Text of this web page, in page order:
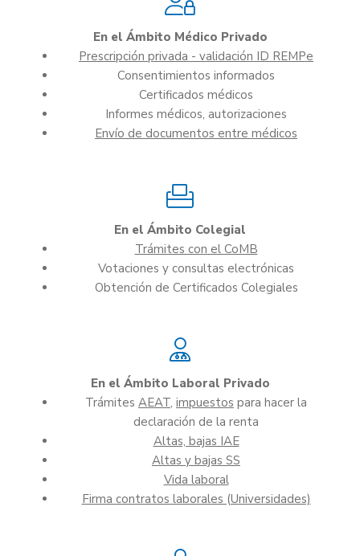
En el Ámbito Médico Privado
Prescripción privada - validación ID REMPe
Consentimientos informados
Certificados médicos
Informes médicos, autorizaciones
Envío de documentos entre médicos
En el Ámbito Colegial
Trámites con el CoMB
Votaciones y consultas electrónicas
Obtención de Certificados Colegiales
En el Ámbito Laboral Privado
Trámites AEAT, impuestos para hacer la
declaración de la renta
Altas, bajas IAE
Altas y bajas SS
Vida laboral
Firma contratos laborales (Universidades)